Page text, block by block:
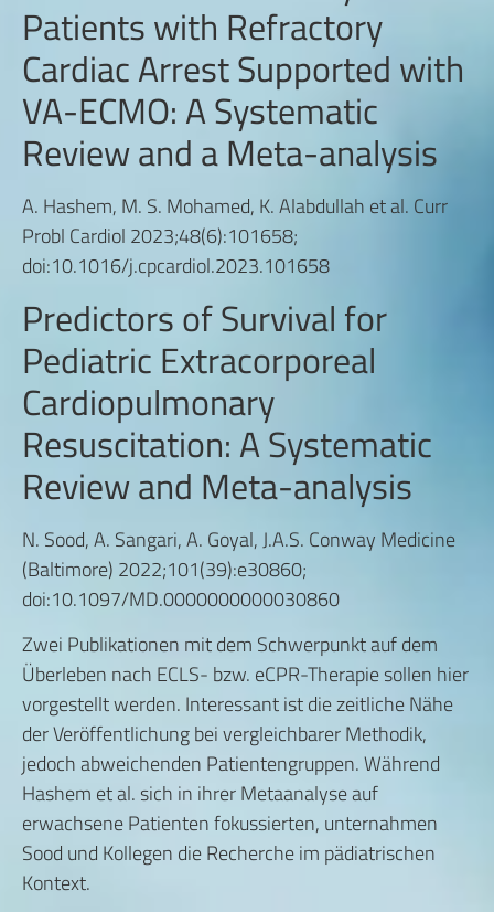
Patients with Refractory
Cardiac Arrest Supported with
VA-ECMO: A Systematic
Review and a Meta-analysis
A. Hashem, M. S. Mohamed, K. Alabdullah et al. Curr
Probl Cardiol 2023;48(6):101658;
doi:10.1016/j.cpcardiol.2023.101658
Predictors of Survival for
Pediatric Extracorporeal
Cardiopulmonary
Resuscitation: A Systematic
Review and Meta-analysis
N. Sood, A. Sangari, A. Goyal, J.A.S. Conway Medicine
(Baltimore) 2022;101(39):e30860;
doi:10.1097/MD.0000000000030860
Zwei Publikationen mit dem Schwerpunkt auf dem
Überleben nach ECLS- bzw. eCPR-Therapie sollen hier
vorgestellt werden. Interessant ist die zeitliche Nähe
der Veröffentlichung bei vergleichbarer Methodik,
jedoch abweichenden Patientengruppen. Während
Hashem et al. sich in ihrer Metaanalyse auf
erwachsene Patienten fokussierten, unternahmen
Sood und Kollegen die Recherche im pädiatrischen
Kontext.